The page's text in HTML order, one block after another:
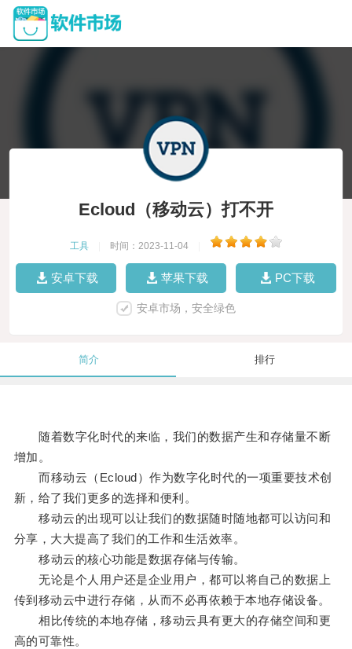
Ecloud（移动云）打不开
工具 时间：2023-11-04
安卓下载 苹果下载 PC下载
安卓市场，安全绿色
简介 排行
随着数字化时代的来临，我们的数据产生和存储量不断
增加。
而移动云（Ecloud）作为数字化时代的一项重要技术创
新，给了我们更多的选择和便利。
移动云的出现可以让我们的数据随时随地都可以访问和
分享，大大提高了我们的工作和生活效率。
移动云的核心功能是数据存储与传输。
无论是个人用户还是企业用户，都可以将自己的数据上
传到移动云中进行存储，从而不必再依赖于本地存储设备。
相比传统的本地存储，移动云具有更大的存储空间和更
高的可靠性。